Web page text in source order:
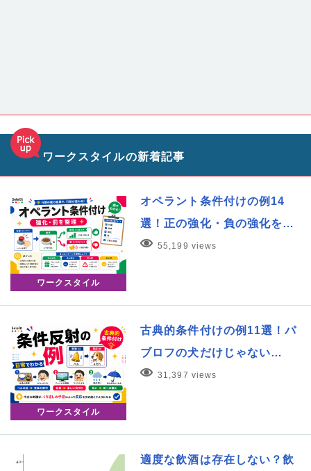
ワークスタイルの新着記事
ワークスタイル
オペラント条件付けの例14
選！正の強化・負の強化を…
55,199 views
ワークスタイル
古典的条件付けの例11選！パ
ブロフの犬だけじゃない…
31,397 views
適度な飲酒は存在しない？飲